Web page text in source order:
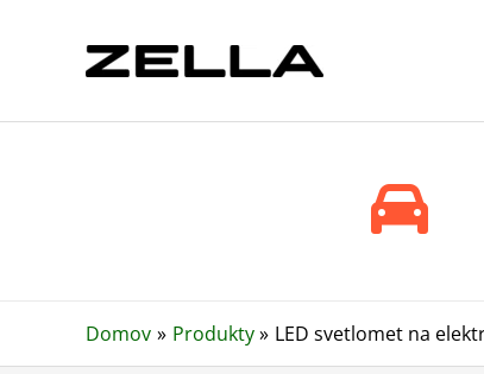
Domov Produkty LED svetlomet na